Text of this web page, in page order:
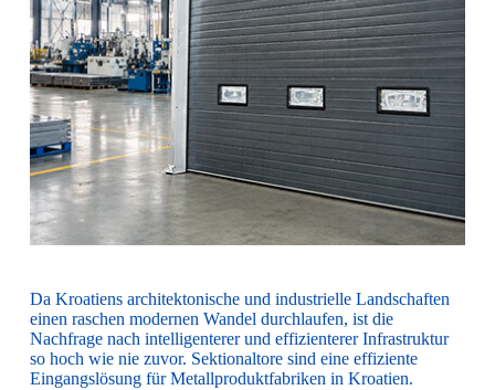
Da Kroatiens architektonische und industrielle Landschaften
einen raschen modernen Wandel durchlaufen, ist die
Nachfrage nach intelligenterer und effizienterer Infrastruktur
so hoch wie nie zuvor. Sektionaltore sind eine effiziente
Eingangslösung für Metallproduktfabriken in Kroatien.